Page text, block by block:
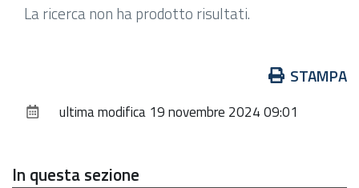
La ricerca non ha prodotto risultati.
documento
STAMPA
ultima modifica 19 novembre 2024 09:01
In questa sezione